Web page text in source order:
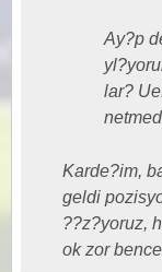
Ay?p
lar?
Karde?im,
geldi
??z?yoruz,
ok zor